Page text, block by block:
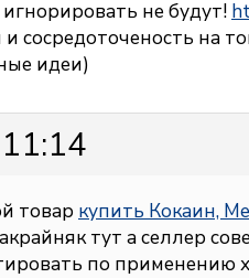
не будут!
сосредоточеность на
идеи)
товар купить Кокаин,
тут а селлер
по применению